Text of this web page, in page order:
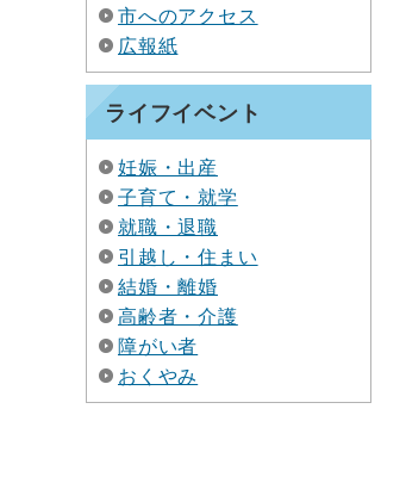
市へのアクセス
広報紙
ライフイベント
妊娠・出産
子育て・就学
就職・退職
引越し・住まい
結婚・離婚
高齢者・介護
障がい者
おくやみ